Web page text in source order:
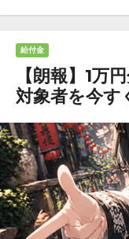
給付金
【朗報】1万
対象者を今す